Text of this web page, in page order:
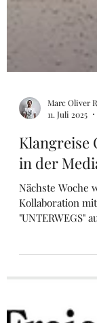
Marc Oliver
11. Juli 2025
Klangreise
in der
Nächste
"UNTERWEGS"
allen Beteiligten,